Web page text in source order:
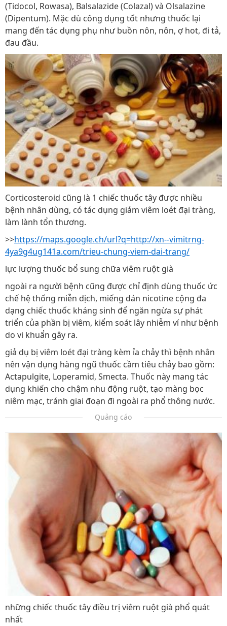
(Tidocol, Rowasa), Balsalazide (Colazal) và Olsalazine
(Dipentum). Mặc dù công dụng tốt nhưng thuốc lại
mang đến tác dụng phụ như buồn nôn, nôn, ợ hot, đi tả,
đau đầu.
Corticosteroid cũng là 1 chiếc thuốc tây được nhiều
bệnh nhân dùng, có tác dụng giảm viêm loét đại tràng,
làm lành tổn thương.
>>https://maps.google.ch/url?q=http://xn--vimitrng-
4ya9g4ug141a.com/trieu-chung-viem-dai-trang/
lực lượng thuốc bổ sung chữa viêm ruột già
ngoài ra người bệnh cũng được chỉ định dùng thuốc ức
chế hệ thống miễn dịch, miếng dán nicotine cộng đa
dạng chiếc thuốc kháng sinh để ngăn ngừa sự phát
triển của phần bị viêm, kiểm soát lây nhiễm ví như bệnh
do vi khuẩn gây ra.
giả dụ bị viêm loét đại tràng kèm ỉa chảy thì bệnh nhân
nên vận dụng hàng ngũ thuốc cầm tiêu chảy bao gồm:
Actapulgite, Loperamid, Smecta. Thuốc này mang tác
dụng khiến cho chậm nhu động ruột, tạo màng bọc
niêm mạc, tránh giai đoạn đi ngoài ra phổ thông nước.
Quảng cáo
những chiếc thuốc tây điều trị viêm ruột già phổ quát
nhất